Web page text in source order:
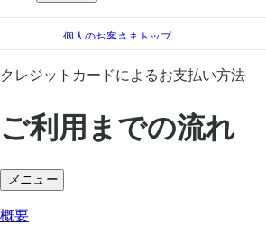
個人のお客さまトップ
手続き（移転、変更）
料金のお支払い
お支払い方法
クレジットカードによるお支払い方法
ご利用までの流れ
メニュー
概要